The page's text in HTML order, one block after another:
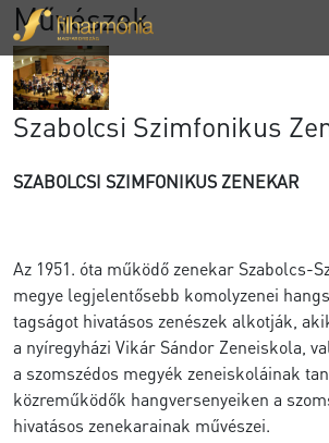
Művészek
Szabolcsi Szimfonikus
SZABOLCSI SZIMFONIKUS ZENEKAR
Az 1951. óta működő zenekar Szabolcs-
megye legjelentősebb komolyzenei
tagságot hivatásos zenészek alkotják,
a nyíregyházi Vikár Sándor Zeneiskola,
a szomszédos megyék zeneiskoláinak
közreműködők hangversenyeiken a
hivatásos zenekarainak művészei.